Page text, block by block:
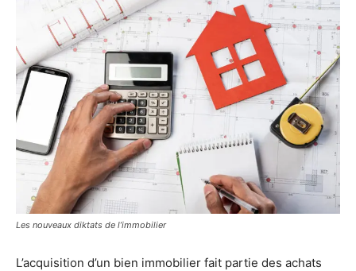
Les nouveaux diktats de l’immobilier
L’acquisition d’un bien immobilier fait partie des achats